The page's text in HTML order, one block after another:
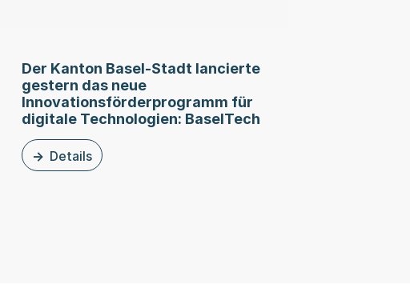
Forschungskooperationen
geht in die zweite Runde: Unternehmen können ab sofort
Der Kanton Basel-Stadt lancierte
gestern das neue
Innovationsförderprogramm für
digitale Technologien: BaselTech
Details
zu dieser News: Der Kanton Basel-Stadt lancierte gestern